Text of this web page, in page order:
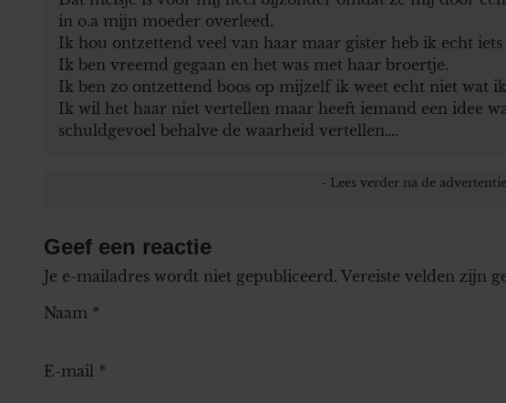
in o.a mijn moeder overleed.
Ik hou ontzettend veel van haar maar gister heb ik echt iets
Ik ben vreemd gegaan en het was met haar broertje.
Ik ben zo ontzettend boos op mijzelf ik weet echt niet wat
Ik wil het haar niet vertellen maar heeft iemand een idee
schuldgevoel behalve de waarheid vertellen….
Geef een reactie
Je e-mailadres wordt niet gepubliceerd. Vereiste velden zijn
Naam *
E-mail *